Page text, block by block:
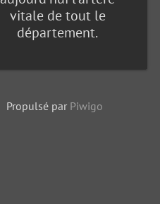
vitale de tout le
département.
Propulsé par Piwigo